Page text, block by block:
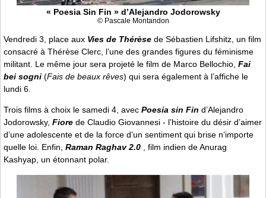
« Poesia Sin Fin » d’Alejandro Jodorowsky
© Pascale Montandon
Vendredi 3, place aux Vies de Thérèse de Sébastien Lifshitz, un film
consacré à Thérèse Clerc, l’une des grandes figures du féminisme
militant. Le même jour sera projeté le film de Marco Bellochio, Fai
bei sogni (Fais de beaux rêves) qui sera également à l’affiche le
lundi 6.
Trois films à choix le samedi 4, avec Poesia sin Fin d’Alejandro
Jodorowsky, Fiore de Claudio Giovannesi - l’histoire du désir d’aimer
d’une adolescente et de la force d’un sentiment qui brise n’importe
quelle loi. Enfin, Raman Raghav 2.0 , film indien de Anurag
Kashyap, un étonnant polar.